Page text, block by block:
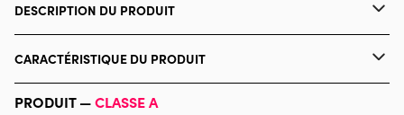
DESCRIPTION DU PRODUIT
123RF - Evdoha
CARACTÉRISTIQUE DU PRODUIT
PRODUIT —CLASSE A